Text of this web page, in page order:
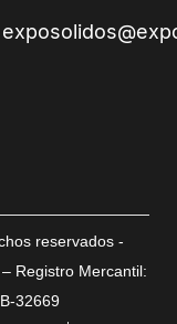
reservados -
Registro Mercantil:
32669